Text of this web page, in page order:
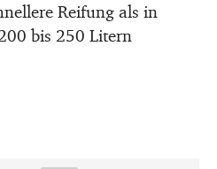
Reifung als in
bis 250 Litern